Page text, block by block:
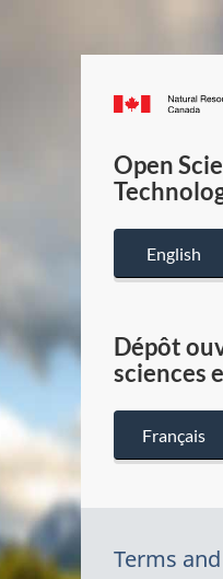
Open
English
Dépôt
sciences
Français
Terms and